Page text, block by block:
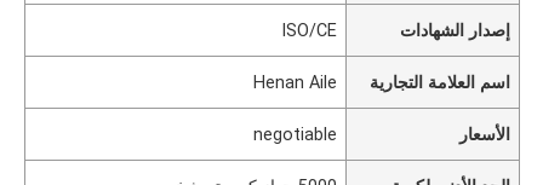
إصدار الشهادات ISO/CE
اسم العلامة التجارية Henan Aile
الأسعار negotiable